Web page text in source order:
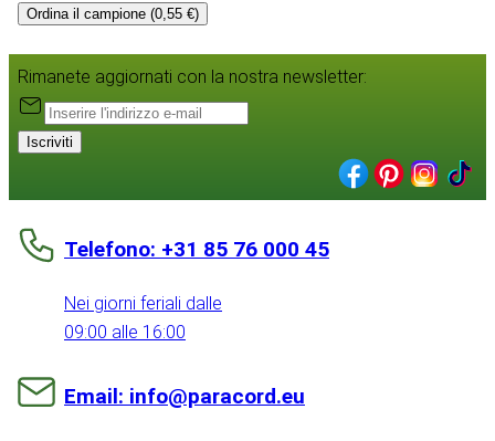
Ordina il campione (0,55 €)
Rimanete aggiornati con la nostra newsletter:
Iscriviti
Telefono: +31 85 76 000 45
Nei giorni feriali dalle
09:00 alle 16:00
Email: info@paracord.eu